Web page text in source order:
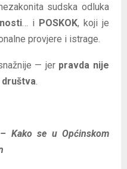
sudska odluka
… i POSKOK, koji je
provjere i istrage.
— jer pravda nije
– Kako se u Općinskom